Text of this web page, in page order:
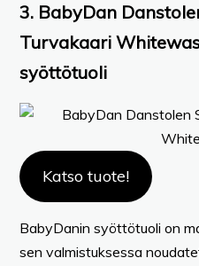
3. BabyDan
Turvakaari
syöttötuoli
Katso tuote!
BabyDanin syöttötuoli on
sen valmistuksessa